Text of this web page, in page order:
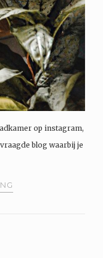
op instagram,
blog waarbij je